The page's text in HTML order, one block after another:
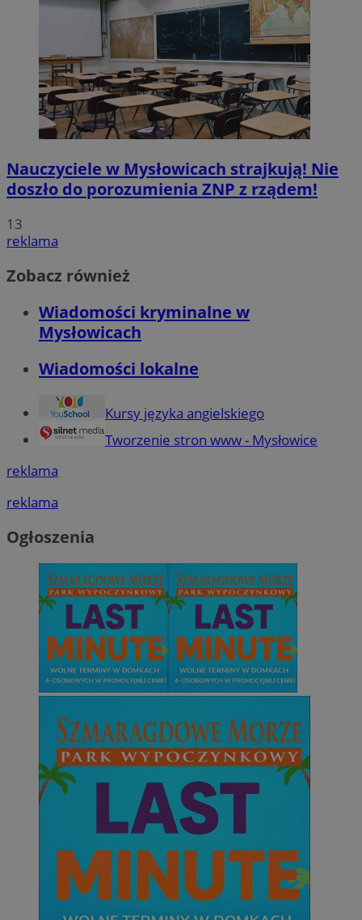
Nauczyciele w Mysłowicach strajkują! Nie
doszło do porozumienia ZNP z rządem!
13
reklama
Zobacz również
Wiadomości kryminalne w
Mysłowicach
Wiadomości lokalne
Kursy języka angielskiego
Tworzenie stron www - Mysłowice
reklama
reklama
Ogłoszenia